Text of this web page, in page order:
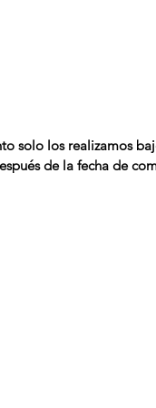
solo los realizamos
de la fecha de